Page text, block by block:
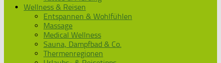
Wellness & Reisen
Entspannen & Wohlfühlen
Massage
Medical Wellness
Sauna, Dampfbad & Co.
Thermenregionen